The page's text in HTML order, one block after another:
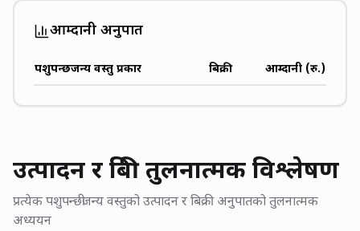
आम्दानी अनुपात
पशुपन्छीजन्य वस्तु प्रकार बिक्री आम्दानी (रु.)
उत्पादन र बिक्री तुलनात्मक विश्लेषण
प्रत्येक पशुपन्छीजन्य वस्तुको उत्पादन र बिक्री अनुपातको तुलनात्मक
अध्ययन